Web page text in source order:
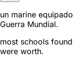
un marine
Guerra Mundial.
most schools
were worth.